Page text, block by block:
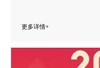
更多详情+